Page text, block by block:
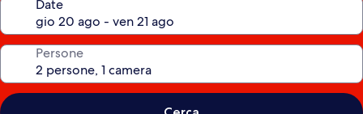
Date
Persone